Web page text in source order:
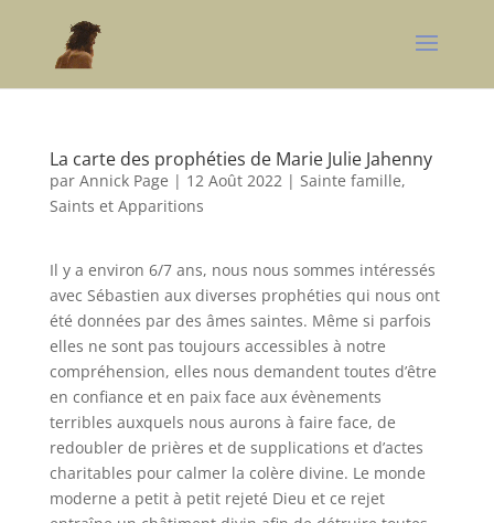
La carte des prophéties de Marie Julie Jahenny
par Annick Page | 12 Août 2022| Sainte famille,
Saints et Apparitions
Il y a environ 6/7 ans, nous nous sommes intéressés
avec Sébastien aux diverses prophéties qui nous ont
été données par des âmes saintes. Même si parfois
elles ne sont pas toujours accessibles à notre
compréhension, elles nous demandent toutes d’être
en confiance et en paix face aux évènements
terribles auxquels nous aurons à faire face, de
redoubler de prières et de supplications et d’actes
charitables pour calmer la colère divine. Le monde
moderne a petit à petit rejeté Dieu et ce rejet